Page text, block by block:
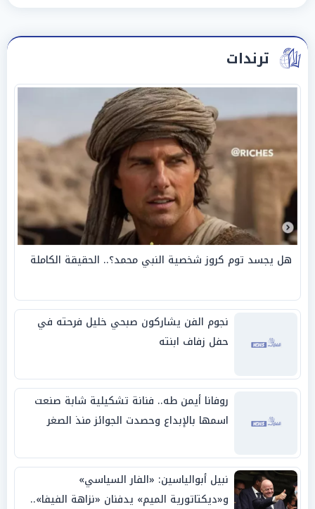
ترندات
هل يجسد توم كروز شخصية النبي محمد؟.. الحقيقة الكاملة
نجوم الفن يشاركون صبحي خليل فرحته في
حفل زفاف ابنته
روفانا أيمن طه.. فنانة تشكيلية شابة صنعت
اسمها بالإبداع وحصدت الجوائز منذ الصغر
نبيل أبوالياسين: «الفار السياسي»
و«ديكتاتورية الميم» يدفنان «نزاهة الفيفا»..